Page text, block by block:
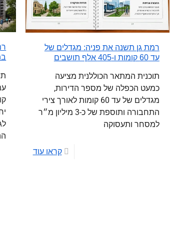
רמת גן תשנה את פניה: מגדלים של
עד 60 קומות ו-405 אלף תושבים
תוכנית המתאר הכוללנית מציעה
כמעט הכפלה של מספר הדירות,
מגדלים של עד 60 קומות לאורך צירי
התחבורה ותוספת של כ-3 מיליון מ״ר
למסחר ותעסוקה
קראו עוד